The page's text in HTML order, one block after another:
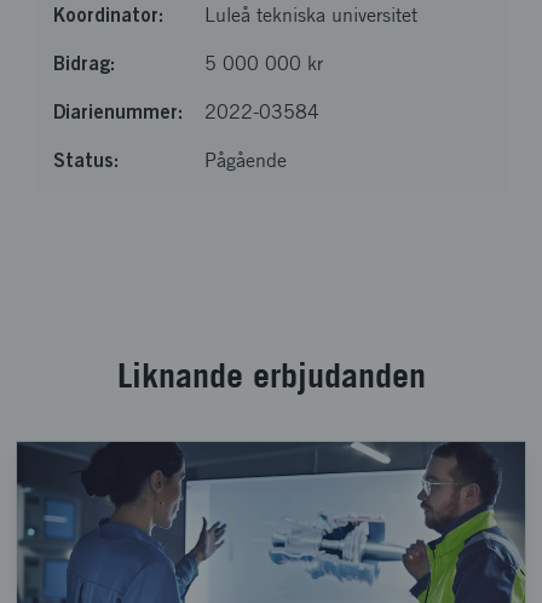
Luleå tekniska universitet
5 000 000 kr
2022-03584
Pågående
Liknande erbjudanden